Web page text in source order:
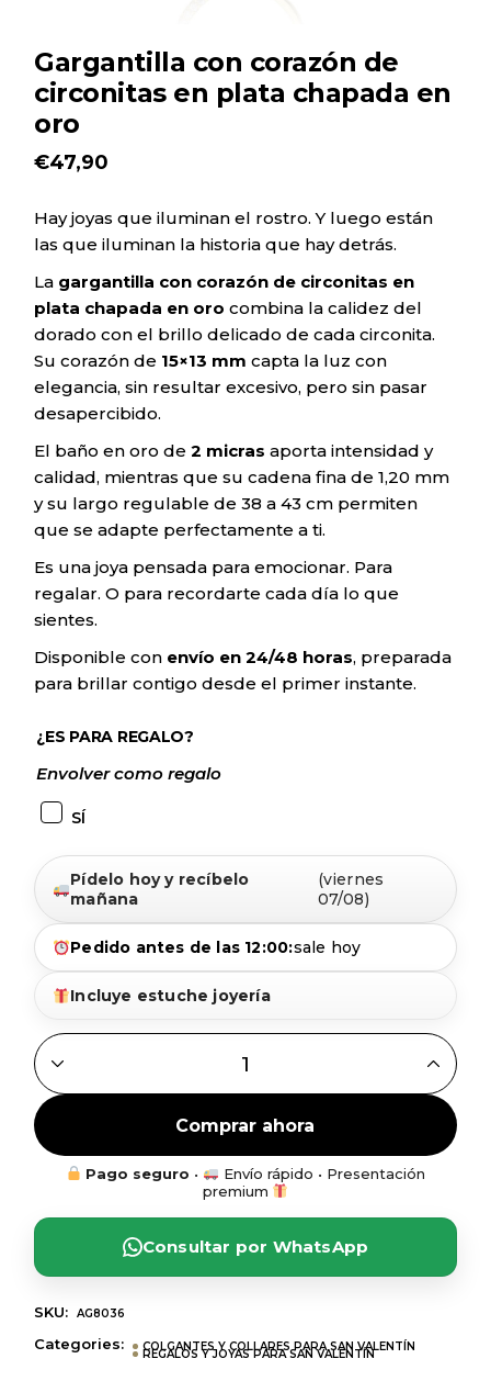
Gargantilla con corazón de
circonitas en plata chapada en
oro
€47,90
Hay joyas que iluminan el rostro. Y luego están
las que iluminan la historia que hay detrás.
La gargantilla con corazón de circonitas en
plata chapada en oro combina la calidez del
dorado con el brillo delicado de cada circonita.
Su corazón de 15×13 mm capta la luz con
elegancia, sin resultar excesivo, pero sin pasar
desapercibido.
El baño en oro de2 micras aporta intensidad y
calidad, mientras que su cadena fina de 1,20 mm
y su largo regulable de 38 a 43 cm permiten
que se adapte perfectamente a ti.
Es una joya pensada para emocionar. Para
regalar. O para recordarte cada día lo que
sientes.
Disponible con envío en 24/48 horas, preparada
para brillar contigo desde el primer instante.
¿ES PARA REGALO?
Envolver como regalo
SÍ
Pídelo hoy y recíbelo
mañana
(viernes
07/08)
Pedido antes de las 12:00:sale hoy
Incluye estuche joyería
GARGANTILLA CON CORAZÓN DE CIRCONITAS EN PLATA
Comprar ahora
Pago seguro •
Envío rápido • Presentación
premium
Consultar por WhatsApp
SKU: AG8036
Categories: COLGANTES Y COLLARES PARA SAN VALENTÍN
REGALOS Y JOYAS PARA SAN VALENTÍN